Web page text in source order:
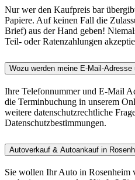
Nur wer den Kaufpreis bar
Papiere. Auf keinen Fall die
Brief) aus der Hand geben!
Teil- oder Ratenzahlungen
Wozu werden meine E-Mail-
Ihre Telefonnummer und E-Mail
die Terminbuchung in unserem
weitere datenschutzrechtliche
Datenschutzbestimmungen.
Autoverkauf & Autoankauf in
Sie wollen Ihr Auto in Rosenheim